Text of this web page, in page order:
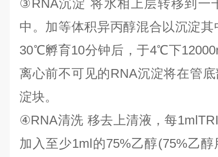
③RNA沉淀 将水相上层转移到一
中。加等体积异丙醇混合以沉淀其
30℃孵育10分钟后，于4℃下
离心前不可见的RNA沉淀将在管
淀块。
④RNA清洗 移去上清液，每
加入至少1ml的75%乙醇(75%乙醇